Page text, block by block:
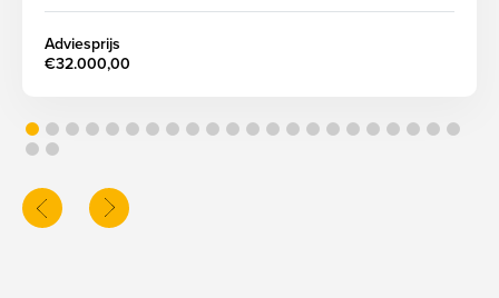
Adviesprijs
€32.000,00
screenreader.slider next